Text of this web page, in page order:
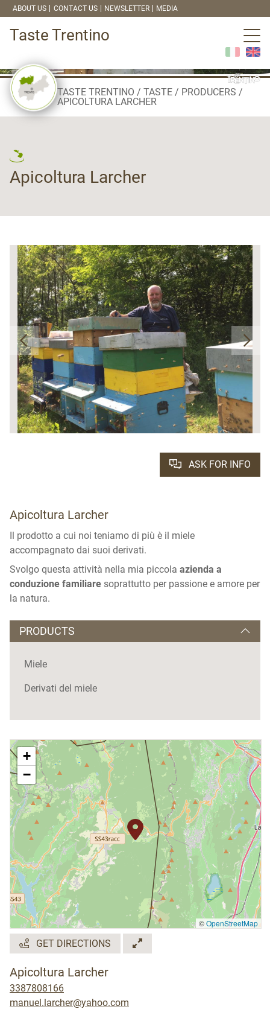
ABOUT US CONTACT US NEWSLETTER MEDIA
Taste Trentino
TASTE TRENTINO TASTE
PRODUCERS
APICOLTURA LARCHER
Apicoltura Larcher
ASK FOR INFO
Apicoltura Larcher
Il prodotto a cui noi teniamo di più è il miele
accompagnato dai suoi derivati.
Svolgo questa attività nella mia piccola azienda a
conduzione familiare soprattutto per passione e amore per
la natura.
PRODUCTS
Miele
Derivati del miele
+
−
©OpenStreetMap
GET DIRECTIONS
Apicoltura Larcher
3387808166
manuel.larcher@yahoo.com